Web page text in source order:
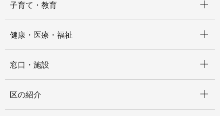
子育て・教育
健康・医療・福祉
窓口・施設
区の紹介